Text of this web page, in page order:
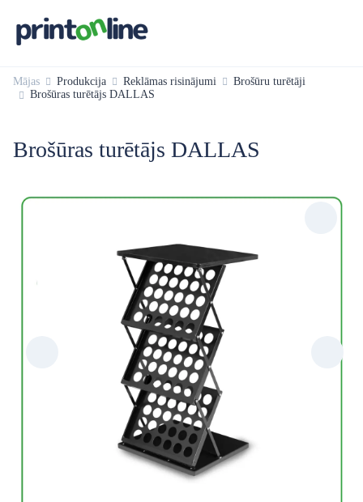
Mājas Produkcija Reklāmas risinājumi
Brošūru turētāji
Brošūras turētājs DALLAS
Brošūras turētājs DALLAS